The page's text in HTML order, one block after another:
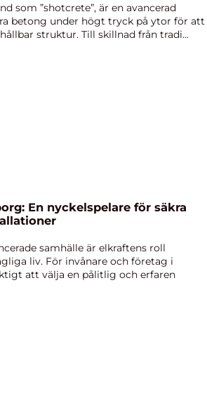
som ”shotcrete”, är en avancerad
betong under högt tryck på ytor för att
struktur. Till skillnad från tradi...
En nyckelspelare för säkra
samhälle är elkraftens roll
liv. För invånare och företag i
att välja en pålitlig och erfaren